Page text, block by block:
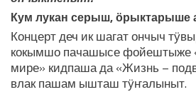
Кум лукан серыш, ӧрыктарыше
Концерт деч ик шагат ончыч
кокымшо пачашысе фойештыже
мире» кидпаша да «Жизнь –
влак пашам ышташ тӱҥалыныт.